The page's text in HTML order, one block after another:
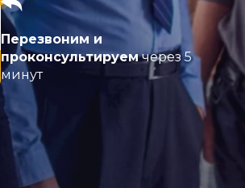
Перезвоним и
проконсультируемчерез 5
минут